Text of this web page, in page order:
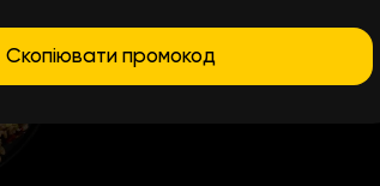
Скопіювати промокод